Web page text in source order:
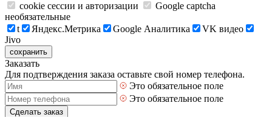
cookie сессии и авторизации
Google captcha
необязательные
t
Яндекс.Метрика Google Аналитика
VK видео
Jivo
сохранить
Заказать
Для подтверждения заказа оставьте свой номер телефона.
Это обязательное поле
Это обязательное поле
Сделать заказ